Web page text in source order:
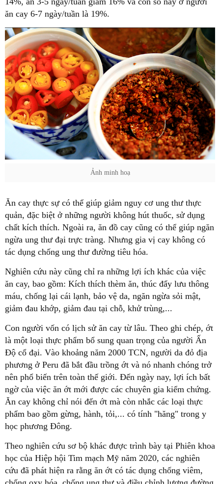
ăn cay 6-7 ngày/tuần là 19%.
Ảnh minh hoạ
Ăn cay thực sự có thể giúp giảm nguy cơ ung thư thực
quản, đặc biệt ở những người không hút thuốc, sử dụng
chất kích thích. Ngoài ra, ăn đồ cay cũng có thể giúp ngăn
ngừa ung thư đại trực tràng. Nhưng gia vị cay không có
tác dụng chống ung thư đường tiêu hóa.
Nghiên cứu này cũng chỉ ra những lợi ích khác của việc
ăn cay, bao gồm: Kích thích thèm ăn, thúc đẩy lưu thông
máu, chống lại cái lạnh, bảo vệ da, ngăn ngừa sỏi mật,
giảm đau khớp, giảm đau tại chỗ, khử trùng,...
Con người vốn có lịch sử ăn cay từ lâu. Theo ghi chép, ớt
là một loại thực phẩm bổ sung quan trọng của người Ấn
Độ cổ đại. Vào khoảng năm 2000 TCN, người da đỏ địa
phương ở Peru đã bắt đầu trồng ớt và nó nhanh chóng trở
nên phổ biến trên toàn thế giới. Đến ngày nay, lợi ích bất
ngờ của việc ăn ớt mới được các chuyên gia kiểm chứng.
Ăn cay không chỉ nói đến ớt mà còn nhắc các loại thực
phẩm bao gồm gừng, hành, tỏi,... có tính "hăng" trong y
học phương Đông.
Theo nghiên cứu sơ bộ khác được trình bày tại Phiên khoa
học của Hiệp hội Tim mạch Mỹ năm 2020, các nghiên
cứu đã phát hiện ra rằng ăn ớt có tác dụng chống viêm,